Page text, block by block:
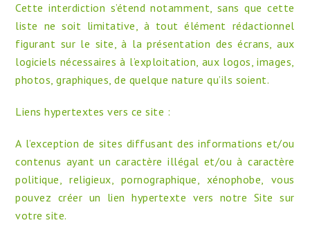
Cette interdiction s’étend notamment, sans que cette
liste ne soit limitative, à tout élément rédactionnel
figurant sur le site, à la présentation des écrans, aux
logiciels nécessaires à l’exploitation, aux logos, images,
photos, graphiques, de quelque nature qu’ils soient.
Liens hypertextes vers ce site :
A l’exception de sites diffusant des informations et/ou
contenus ayant un caractère illégal et/ou à caractère
politique, religieux, pornographique, xénophobe, vous
pouvez créer un lien hypertexte vers notre Site sur
votre site.